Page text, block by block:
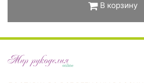
В корзину